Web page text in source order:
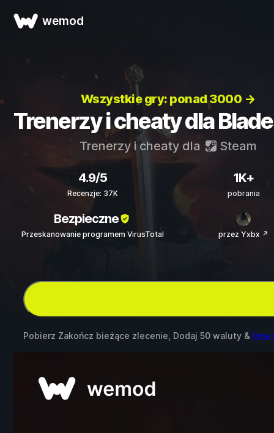
wemod
Wszystkie gry: ponad 3000 →
Trenerzy i cheaty dla
Trenerzy i cheaty dla Steam
4.9/5
Recenzje: 37K
1K+
pobrania
Bezpieczne
Przeskanowanie programem VirusTotal przez Yxbx ↗
Pobierz Zakończ bieżące zlecenie, Dodaj 50 waluty & Inne